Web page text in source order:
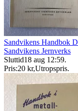
Sandvikens Handbok
Sandvikens Jernverks
Sluttid18 aug 12:59.
Pris:20 kr,Utropspris.